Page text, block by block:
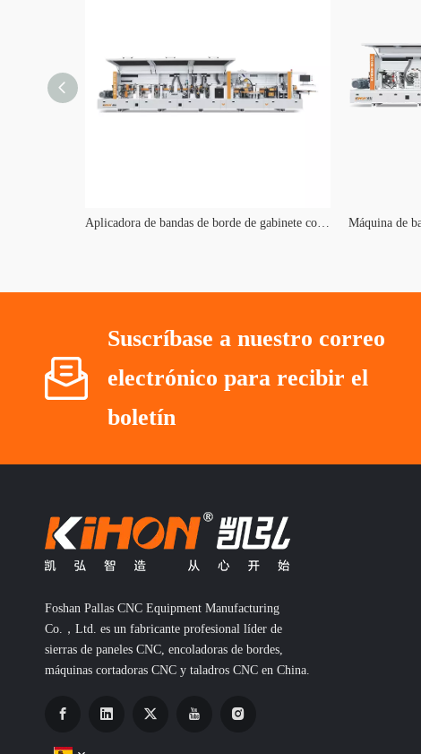
Aplicadora de bandas de borde de gabinete con recipiente de pegamento doble KE668JS
Suscríbase a nuestro correo
electrónico para recibir el
boletín
Foshan Pallas CNC Equipment Manufacturing
Co.，Ltd. es un fabricante profesional líder de
sierras de paneles CNC, encoladoras de bordes,
máquinas cortadoras CNC y taladros CNC en China.